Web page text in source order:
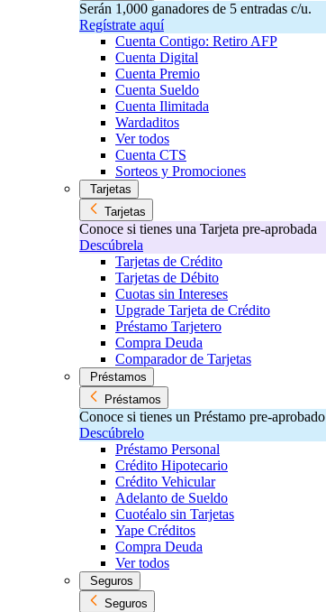
Serán 1,000 ganadores de 5 entradas c/u.
Regístrate aquí
Cuenta Contigo: Retiro AFP
Cuenta Digital
Cuenta Premio
Cuenta Sueldo
Cuenta Ilimitada
Wardaditos
Ver todos
Cuenta CTS
Sorteos y Promociones
Tarjetas
Tarjetas
Conoce si tienes una Tarjeta pre-aprobada
Descúbrela
Tarjetas de Crédito
Tarjetas de Débito
Cuotas sin Intereses
Upgrade Tarjeta de Crédito
Préstamo Tarjetero
Compra Deuda
Comparador de Tarjetas
Préstamos
Préstamos
Conoce si tienes un Préstamo pre-aprobado
Descúbrelo
Préstamo Personal
Crédito Hipotecario
Crédito Vehicular
Adelanto de Sueldo
Cuotéalo sin Tarjetas
Yape Créditos
Compra Deuda
Ver todos
Seguros
Seguros